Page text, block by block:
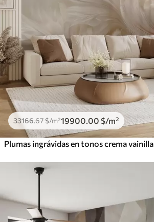
33166.67$/m²19900.00 $/m²
Plumas ingrávidas en tonos crema vainilla